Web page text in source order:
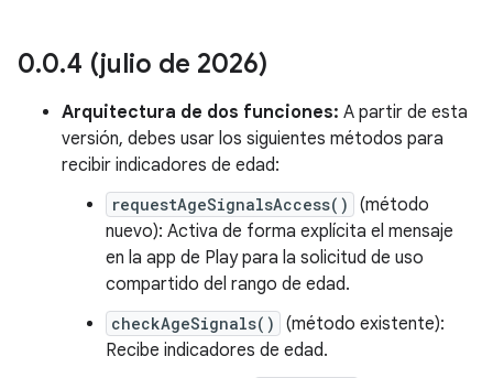
0.0.4 (julio de 2026)
Arquitectura de dos funciones: A partir de esta
versión, debes usar los siguientes métodos para
recibir indicadores de edad:
requestAgeSignalsAccess()
(método
nuevo): Activa de forma explícita el mensaje
en la app de Play para la solicitud de uso
compartido del rango de edad.
checkAgeSignals()
(método existente):
Recibe indicadores de edad.